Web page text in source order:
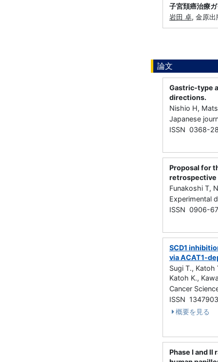
子宮頚癌治療
岩田 卓, 金原
論文
Gastric-type
directions.
Nishio H,
Japanese
ISSN 0368-
Proposal for
retrospective
Funakoshi T,
Experimental
ISSN 0906-
SCD1
via ACAT1-
Sugi T., Katoh
Katoh K.,
Cancer
ISSN
概要を見る
Phase I and